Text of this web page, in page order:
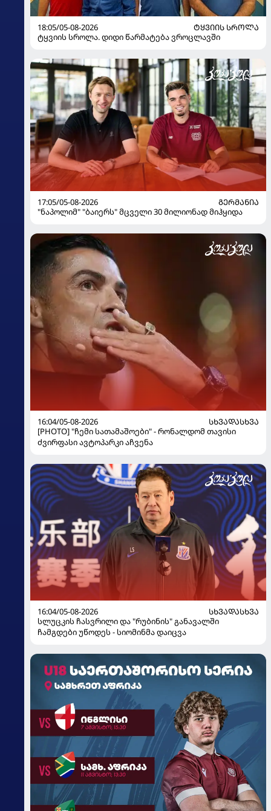
18:05/05-08-2026
ᲢᲧᲕᲘᲘᲡ ᲡᲠᲝᲚᲐ
ტყვიის სროლა. დიდი წარმატება ვროცლავში
17:05/05-08-2026
ᲒᲔᲠᲛᲐᲜᲘᲐ
"ნაპოლიმ" "ბაიერს" მცველი 30 მილიონად მიჰყიდა
16:04/05-08-2026
ᲡᲮᲕᲐᲓᲐᲡᲮᲕᲐ
[PHOTO] "ჩემი სათამაშოები" - რონალდომ თავისი
ძვირფასი ავტოპარკი აჩვენა
16:04/05-08-2026
ᲡᲮᲕᲐᲓᲐᲡᲮᲕᲐ
სლუცკის ჩასვრილი და "რუბინის" განავალში
ჩამგდები უწოდეს - სიომინმა დაიცვა